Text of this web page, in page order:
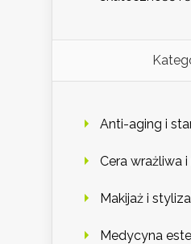
Anti-aging i
Cera wrażliwa
Makijaż i
Medycyna